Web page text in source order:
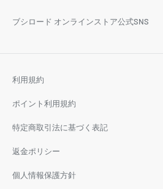
ブシロード オンラインストア公式SNS
利用規約
ポイント利用規約
特定商取引法に基づく表記
返金ポリシー
個人情報保護方針